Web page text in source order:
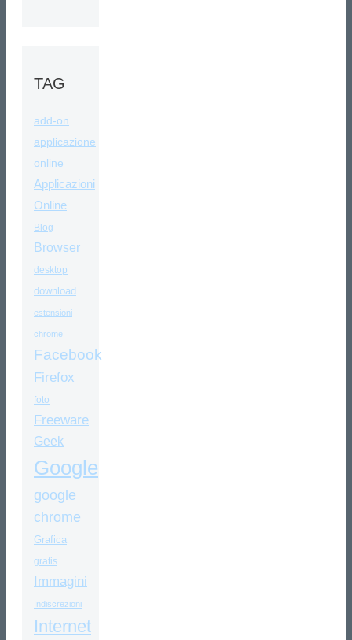
TAG
add-on
applicazione
online
Applicazioni
Online
Blog
Browser
desktop
download
estensioni
chrome
Facebook
Firefox
foto
Freeware
Geek
Google
google
chrome
Grafica
gratis
Immagini
Indiscrezioni
Internet